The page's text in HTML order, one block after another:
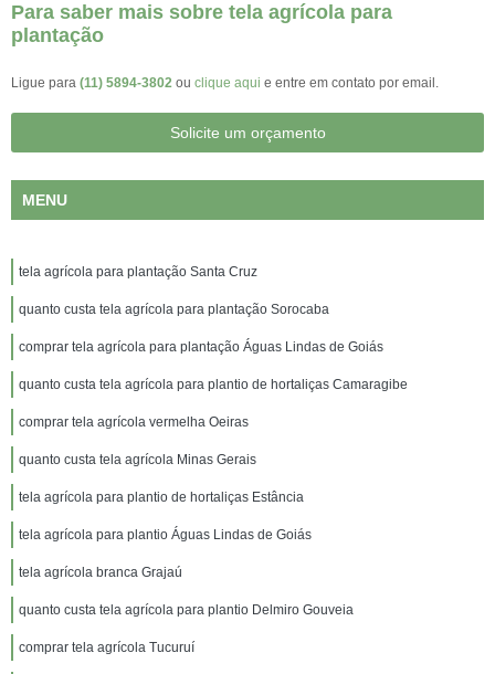
Para saber mais sobre tela agrícola para
plantação
Ligue para (11) 5894-3802 ou clique aqui e entre em contato por email.
Solicite um orçamento
MENU
tela agrícola para plantação Santa Cruz
quanto custa tela agrícola para plantação Sorocaba
comprar tela agrícola para plantação Águas Lindas de Goiás
quanto custa tela agrícola para plantio de hortaliças Camaragibe
comprar tela agrícola vermelha Oeiras
quanto custa tela agrícola Minas Gerais
tela agrícola para plantio de hortaliças Estância
tela agrícola para plantio Águas Lindas de Goiás
tela agrícola branca Grajaú
quanto custa tela agrícola para plantio Delmiro Gouveia
comprar tela agrícola Tucuruí